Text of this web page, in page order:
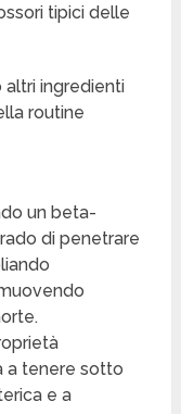
tipici delle
altri ingredienti
routine
un beta-
di penetrare
a tenere sotto
e a